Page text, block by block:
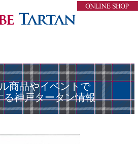
商品やイベントで
る神戸タータン情報